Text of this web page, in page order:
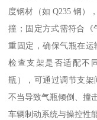
度钢材（如 Q235 钢）
撞；固定方式需符合《
重固定，确保气瓶在运
检查支架是否适配不
瓶），可通过调节支
不当导致气瓶倾倒、撞击
车辆制动系统与操控性